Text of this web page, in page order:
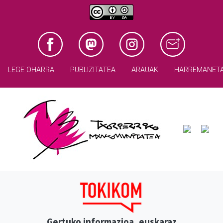
LEGE OHARRA PUBLIZITATEA ARAUAK